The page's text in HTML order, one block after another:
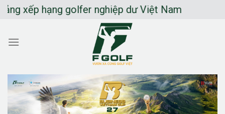
Chuyển
dung
hạng golfer nghiệp dư Việt Nam